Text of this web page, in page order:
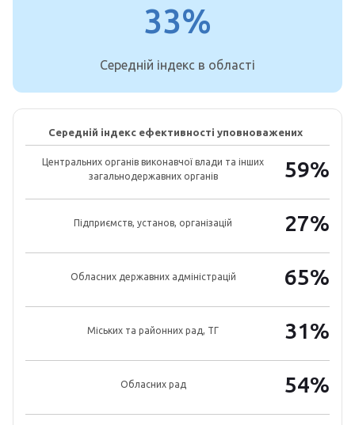
33%
Середній індекс в області
Середній індекс ефективності уповноважених
59%
Центральних органів виконавчої влади та інших
загальнодержавних органів
27%
Підприємств, установ, організацій
65%
Обласних державних адміністрацій
31%
Міських та районних рад, ТГ
54%
Обласних рад